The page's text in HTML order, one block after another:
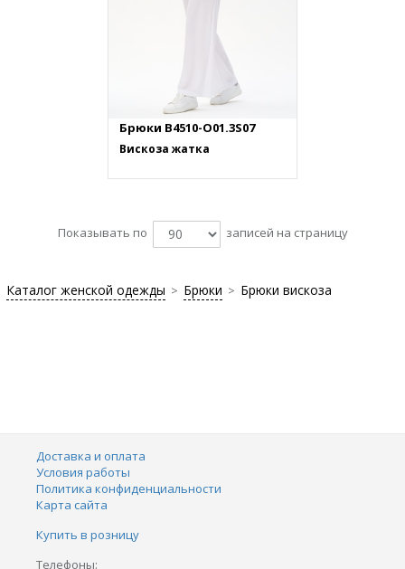
Брюки B4510-O01.3S07
Вискоза жатка
Показывать по записей на страницу
Каталог женской одежды > Брюки > Брюки вискоза
Доставка и оплата
Условия работы
Политика конфиденциальности
Карта сайта
Купить в розницу
Телефоны: